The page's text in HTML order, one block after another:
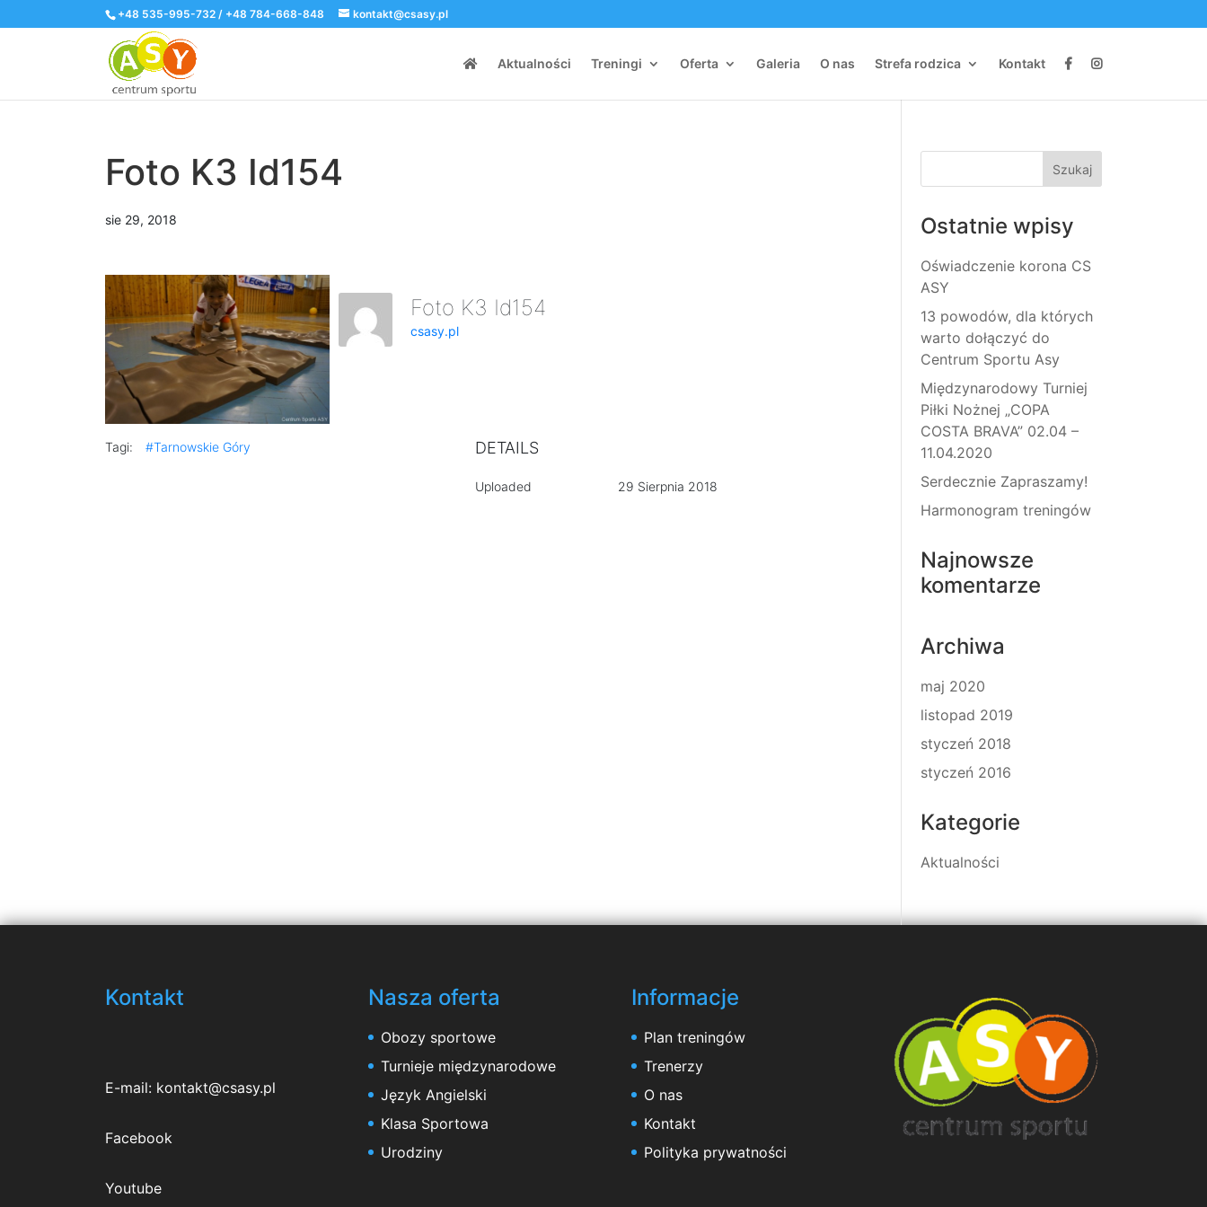
+48 535-995-732 / +48 784-668-848 kontakt@csasy.pl
Aktualności Treningi Oferta Galeria O nas Strefa rodzica Kontakt
Foto K3 Id154
sie 29, 2018
Foto K3 Id154
csasy.pl
Tagi: #Tarnowskie Góry DETAILS
Uploaded 29 Sierpnia 2018
Ostatnie wpisy
Oświadczenie korona CS
ASY
13 powodów, dla których
warto dołączyć do
Centrum Sportu Asy
Międzynarodowy Turniej
Piłki Nożnej „COPA
COSTA BRAVA” 02.04 –
11.04.2020
Serdecznie Zapraszamy!
Harmonogram treningów
Najnowsze
komentarze
Archiwa
maj 2020
listopad 2019
styczeń 2018
styczeń 2016
Kategorie
Aktualności
Kontakt
E-mail: kontakt@csasy.pl
Facebook
Youtube
Nasza oferta
Obozy sportowe
Turnieje międzynarodowe
Język Angielski
Klasa Sportowa
Urodziny
Informacje
Plan treningów
Trenerzy
O nas
Kontakt
Polityka prywatności